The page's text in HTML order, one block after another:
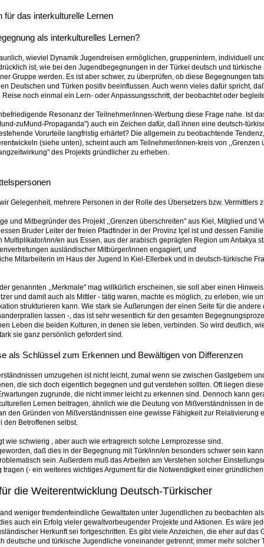
für das interkulturelle Lernen
als interkulturelles Lernen?
wieviel Dynamik Jugendreisen ermöglichen, gruppenintern, individuell
ist, wie bei den Jugendbegegnungen in der Türkei deutsch und
Gruppe werden. Es ist aber schwer, zu überprüfen, ob diese Begegnungen
Deutschen und Türken positiv beeinflussen. Auch wenn vieles dafür spricht,
noch einmal ein Lern- oder Anpassungsschritt, der beobachtet oder
Resonanz der Teilnehmer/innen-Werbung diese Frage nahe. Ist
zuMund-Propaganda") auch ein Zeichen dafür, daß ihnen eine deutsch-
Vorurteile langfristig erhärtet? Die allgemein zu beobachtende
(siehe unten), scheint auch am Teilnehmer/innen-kreis von
des Projekts gründlicher zu erheben.
Gelegenheit, mehrere Personen in der Rolle des Übersetzers bzw. Vermittlers
und Mitbegründer des Projekt ,,Grenzen überschreiten" aus Kiel, Mitglied und
Bruder Leiter der freien Pfadfinder in der Provinz Içel ist und dessen
Multiplikator/inn/en aus Essen, aus der arabisch geprägten Region um Antakya
ausländischer Mitbürger/innen engagiert, und
Mitarbeiterin im Haus der Jugend in Kiel-Ellerbek und in deutsch-türkische
genannten ,,Merkmale" mag willkürlich erscheinen, sie soll aber einen
und damit auch als Mittler - tätig waren, machte es möglich, zu erleben, wie
strukturieren kann. Wie stark sie Äußerungen der einen Seite für die
lassen -, das ist sehr wesentlich für den gesamten
Leben die beiden Kulturen, in denen sie leben, verbinden. So wird deutlich,
sie ganz persönlich gefordert sind.
als Schlüssel zum Erkennen und Bewältigen von Differenzen
umzugehen ist nicht leicht, zumal wenn sie zwischen Gastgebern
die sich doch eigentlich begegnen und gut verstehen sollten. Oft liegen
zugrunde, die nicht immer leicht zu erkennen sind. Dennoch kann
Lernen beitragen, ähnlich wie die Deutung von Mißverständnissen in
den Gründen von Mißverständnissen eine gewisse Fähigkeit zur Relativierung
den Betroffenen selbst.
wie schwierig , aber auch wie ertragreich solche Lernprozesse sind.
daß dies in der Begegnung mit Türk/inn/en besonders schwer sein
sein. Außerdem muß das Arbeiten am Verstehen solcher
(- ein weiteres wichtiges Argument für die Notwendigkeit einer
die Weiterentwicklung Deutsch-Türkischer
weniger fremdenfeindliche Gewalttaten unter Jugendlichen zu beobachten
auch ein Erfolg vieler gewaltvorbeugender Projekte und Aktionen. Es wäre
Herkunft sei fortgeschritten. Es gibt viele Anzeichen, die eher auf
deutsche und türkische Jugendliche voneinander getrennt; immer mehr solcher